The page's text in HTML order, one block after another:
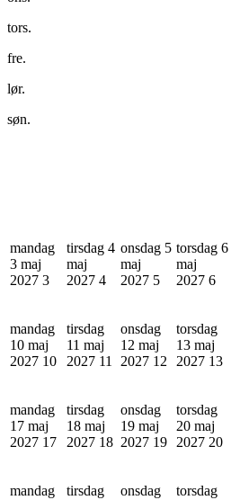
tors.
fre.
lør.
søn.
mandag
3 maj
2027 3
tirsdag 4
maj
2027 4
onsdag 5
maj
2027 5
torsdag 6
maj
2027 6
mandag
10 maj
2027 10
tirsdag
11 maj
2027 11
onsdag
12 maj
2027 12
torsdag
13 maj
2027 13
mandag
17 maj
2027 17
tirsdag
18 maj
2027 18
onsdag
19 maj
2027 19
torsdag
20 maj
2027 20
mandag
tirsdag
onsdag
torsdag